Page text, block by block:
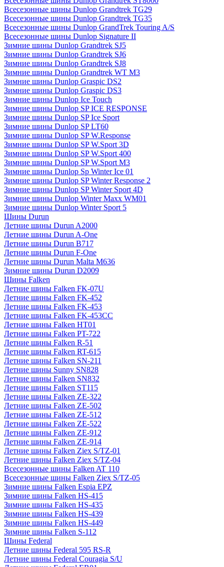
Всесезонные шины Dunlop Grandtrek TG29
Всесезонные шины Dunlop Grandtrek TG35
Всесезонные шины Dunlop GrandTrek Touring A/S
Всесезонные шины Dunlop Signature II
Зимние шины Dunlop Grandtrek SJ5
Зимние шины Dunlop Grandtrek SJ6
Зимние шины Dunlop Grandtrek SJ8
Зимние шины Dunlop Grandtrek WT M3
Зимние шины Dunlop Graspic DS2
Зимние шины Dunlop Graspic DS3
Зимние шины Dunlop Ice Touch
Зимние шины Dunlop SP ICE RESPONSE
Зимние шины Dunlop SP Ice Sport
Зимние шины Dunlop SP LT60
Зимние шины Dunlop SP W.Response
Зимние шины Dunlop SP W.Sport 3D
Зимние шины Dunlop SP W.Sport 400
Зимние шины Dunlop SP W.Sport M3
Зимние шины Dunlop Sp Winter Ice 01
Зимние шины Dunlop SP Winter Response 2
Зимние шины Dunlop SP Winter Sport 4D
Зимние шины Dunlop Winter Maxx WM01
Зимние шины Dunlop Winter Sport 5
Шины Durun
Летние шины Durun A2000
Летние шины Durun A-One
Летние шины Durun B717
Летние шины Durun F-One
Летние шины Durun Malta M636
Зимние шины Durun D2009
Шины Falken
Летние шины Falken FK-07U
Летние шины Falken FK-452
Летние шины Falken FK-453
Летние шины Falken FK-453CC
Летние шины Falken HT01
Летние шины Falken PT-722
Летние шины Falken R-51
Летние шины Falken RT-615
Летние шины Falken SN-211
Летние шины Sunny SN828
Летние шины Falken SN832
Летние шины Falken ST115
Летние шины Falken ZE-322
Летние шины Falken ZE-502
Летние шины Falken ZE-512
Летние шины Falken ZE-522
Летние шины Falken ZE-912
Летние шины Falken ZE-914
Летние шины Falken Ziex S/TZ-01
Летние шины Falken Ziex S/TZ-04
Всесезонные шины Falken AT 110
Всесезонные шины Falken Ziex S/TZ-05
Зимние шины Falken Espia EPZ
Зимние шины Falken HS-415
Зимние шины Falken HS-435
Зимние шины Falken HS-439
Зимние шины Falken HS-449
Зимние шины Falken S-112
Шины Federal
Летние шины Federal 595 RS-R
Летние шины Federal Couragia S/U